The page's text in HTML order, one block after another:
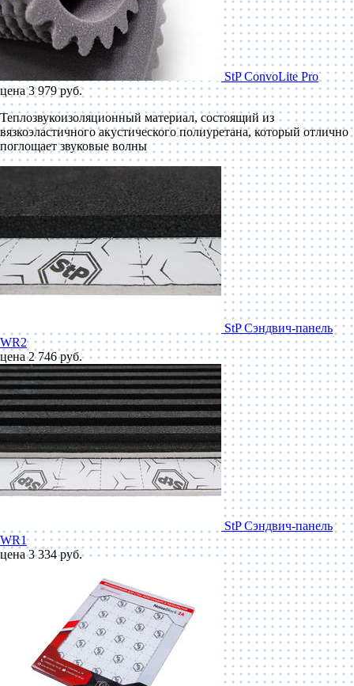
StP ConvoLite Pro
цена 3 979 руб.
Теплозвукоизоляционный материал, состоящий из
вязкоэластичного акустического полиуретана, который отлично
поглощает звуковые волны
StP Сэндвич-панель
WR2
цена 2 746 руб.
StP Сэндвич-панель
WR1
цена 3 334 руб.